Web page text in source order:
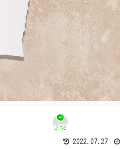
LINE
2022.07.27